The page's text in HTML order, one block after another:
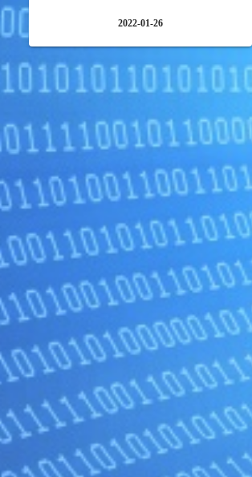
2022-01-26
投
稿
ナ
ビ
ゲ
ー
シ
ョ
ン